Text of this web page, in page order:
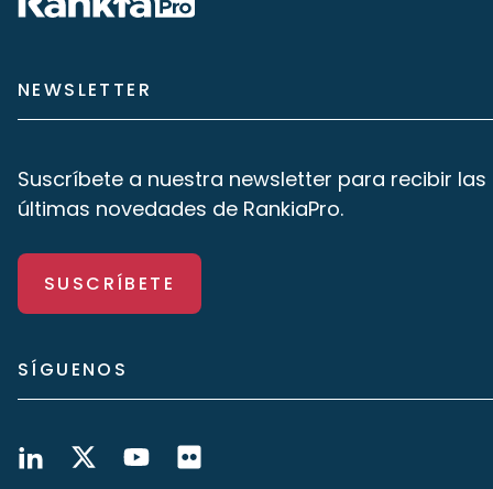
NEWSLETTER
Suscríbete a nuestra newsletter para recibir las
últimas novedades de RankiaPro.
SUSCRÍBETE
SÍGUENOS